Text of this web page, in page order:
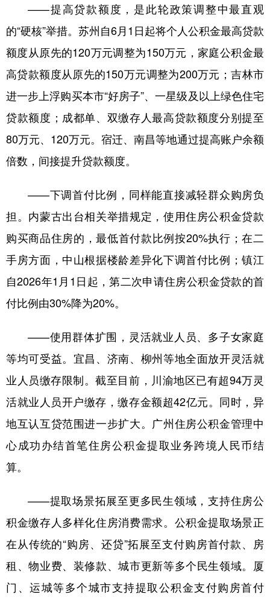
浙江 安徽 福建 江西
山东 河南 湖北 湖南
广东 广西 海南 重庆
陕西 甘肃 青海 宁夏
新疆 内蒙古 黑龙江
English Español Français عربى
Русский язык 日本語 한국어
Deutsch Português
——提高贷款额度，是此轮政策调整中最直观
的“硬核”举措。苏州自6月1日起将个人公积金最高贷款
额度从原先的120万元调整为150万元，家庭公积金最
高贷款额度从原先的150万元调整为200万元；吉林市
进一步上浮购买本市“好房子”、一星级及以上绿色住宅
贷款额度；成都单、双缴存人最高贷款额度分别提至
80万元、120万元。宿迁、南昌等地通过提高账户余额
倍数，间接提升贷款额度。
——下调首付比例，同样能直接减轻群众购房负
担。内蒙古出台相关举措规定，使用住房公积金贷款
购买商品住房的，最低首付款比例按20%执行；在二
手房方面，中山根据楼龄差异化下调首付比例；镇江
自2026年1月1日起，第二次申请住房公积金贷款的首
付比例由30%降为20%。
——使用群体扩围，灵活就业人员、多子女家庭
等均可受益。宜昌、济南、柳州等地全面放开灵活就
业人员缴存限制。截至目前，川渝地区已有超94万灵
活就业人员开户缴存，缴存金额超42亿元。同时，异
地互认互贷范围进一步扩大。广州住房公积金管理中
心成功办结首笔住房公积金提取业务跨境人民币结
算。
——提取场景拓展至更多民生领域，支持住房公
积金缴存人多样化住房消费需求。公积金提取场景正
在从传统的“购房、还贷”拓展至支付购房首付款、房
租、物业费、装修款、城市更新等多个民生领域。厦
门、运城等多个城市支持提取公积金支付购房首付